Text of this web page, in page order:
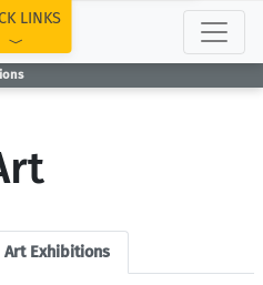
LINKS
Art Exhibitions